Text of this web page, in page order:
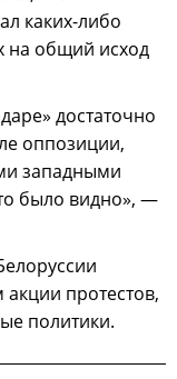
каких-либо
на общий исход
достаточно
оппозиции,
западными
было видно», —
протестов,
политики.